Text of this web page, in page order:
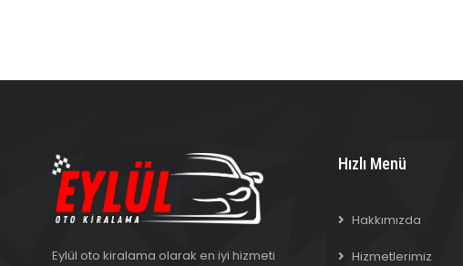
Eylül oto kiralama olarak en iyi hizmeti
Hızlı Menü
Hakkımızda
Hizmetlerimiz